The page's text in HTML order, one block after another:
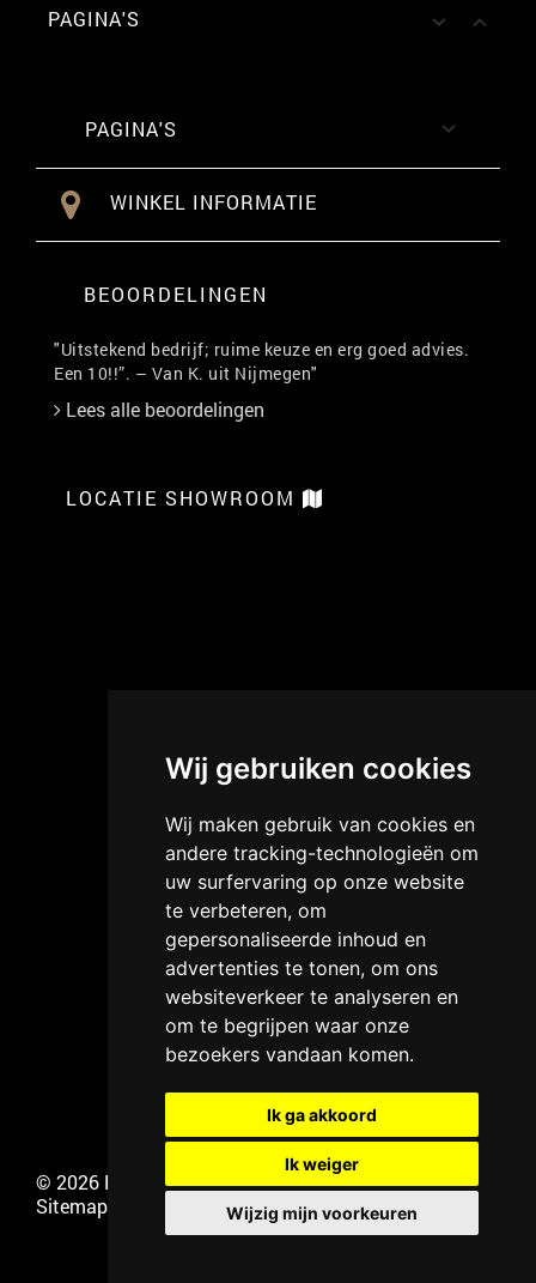
Wij gebruiken cookies
Wij maken gebruik van cookies en
andere tracking-technologieën om
uw surfervaring op onze website
te verbeteren, om
gepersonaliseerde inhoud en
advertenties te tonen, om ons
websiteverkeer te analyseren en
om te begrijpen waar onze
bezoekers vandaan komen.
Ik ga akkoord
Ik weiger
Wijzig mijn voorkeuren
PAGINA'S  
PAGINA'S 
WINKEL INFORMATIE
BEOORDELINGEN
"Uitstekend bedrijf; ruime keuze en erg goed advies.
Een 10!!”. – Van K. uit Nijmegen"
Lees alle beoordelingen
LOCATIE SHOWROOM
© 2026 Klassiek Kantoor |Algemene voorwaarden|
Sitemap